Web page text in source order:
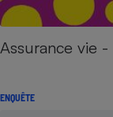
Assurance vie
ENQUÊTE